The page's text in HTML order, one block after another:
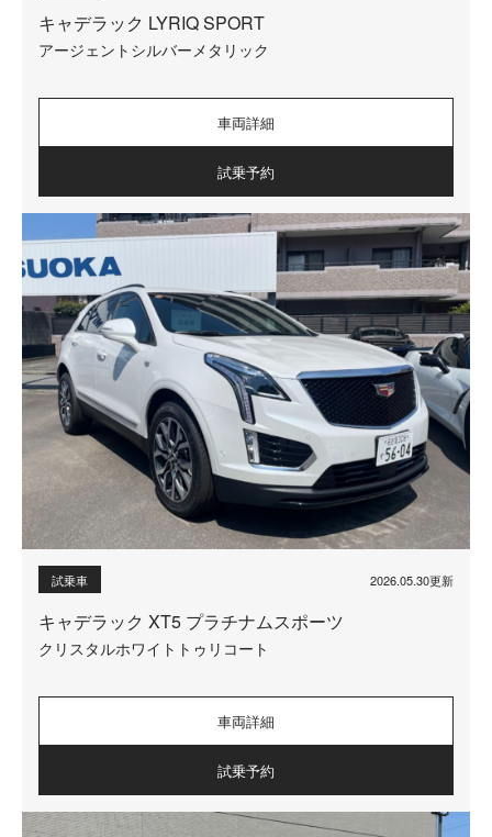
キャデラック LYRIQ SPORT
アージェントシルバーメタリック
車両詳細
試乗予約
試乗車 2026.05.30更新
キャデラック XT5 プラチナムスポーツ
クリスタルホワイトトゥリコート
車両詳細
試乗予約